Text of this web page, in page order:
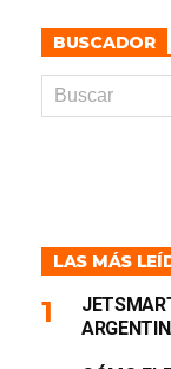
BUSCADOR
LAS MÁS